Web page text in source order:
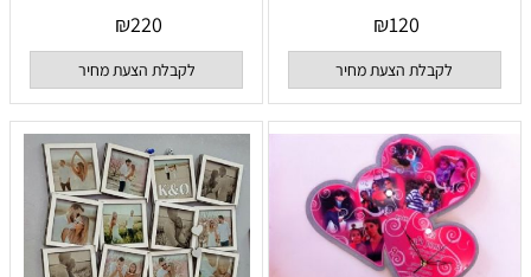
₪120
לקבלת הצעת מחיר
₪220
לקבלת הצעת מחיר